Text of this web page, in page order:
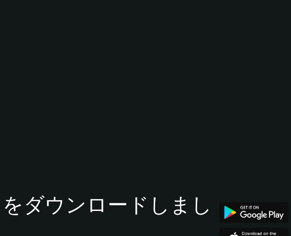
ダウンロードしまし